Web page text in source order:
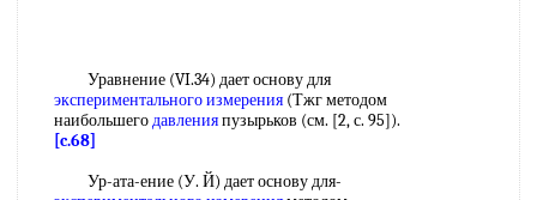
Уравнение (VI.34) дает основу для
экспериментального измерения (Тжг методом
наибольшегодавленияпузырьков (см. [2, с. 95]).
[c.68]
Ур-ата-ение (У. Й) дает основу для-